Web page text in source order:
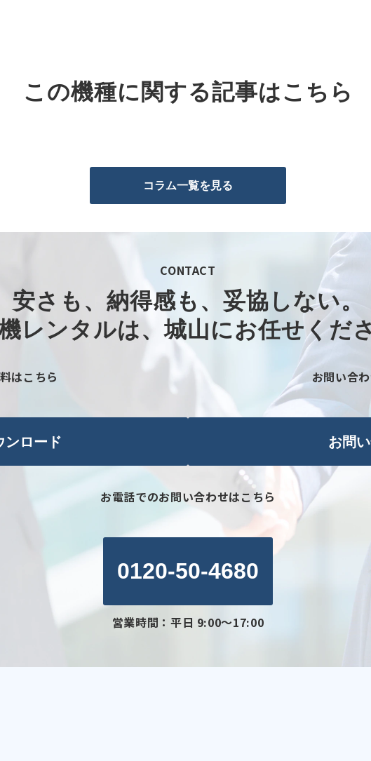
この機種に関する記事はこちら
コラム一覧を見る
CONTACT
安さも、納得感も、妥協しない。​
レンタルは、城山にお任せくださ
はこちら
ンロード
お問い合
お問
お電話でのお問い合わせはこちら
0120-50-4680
営業時間：平日 9:00～17:00